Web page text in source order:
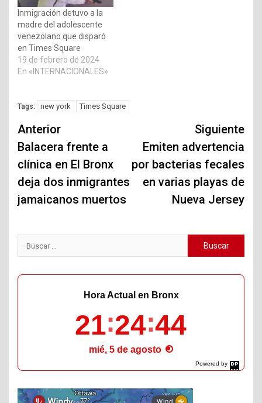
Inmigración detuvo a la
madre del adolescente
venezolano que disparó
en Times Square
19 de febrero de 2024
En «INTERNACIONALES»
Tags: new york Times Square
Navegación
de
entradas
Anterior
Balacera frente a
clínica en El Bronx
deja dos inmigrantes
jamaicanos muertos
Siguiente
Emiten advertencia
por bacterias fecales
en varias playas de
Nueva Jersey
Buscar:
Powered by
DaysPedia.com
Hora Actual en Bronx
21 24 45
mié, 5 de agosto